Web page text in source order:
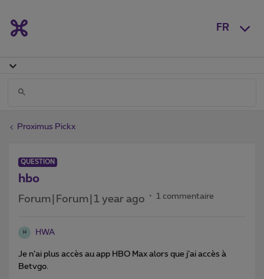
FR
Proximus Pickx
QUESTION
hbo
Forum|Forum|1 year ago 1 commentaire
H HWA
Je n’ai plus accès au app HBO Max alors que j’ai accès à
Betvgo.